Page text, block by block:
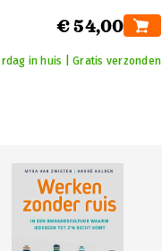
€ 54,00
in huis | Gratis verzonden